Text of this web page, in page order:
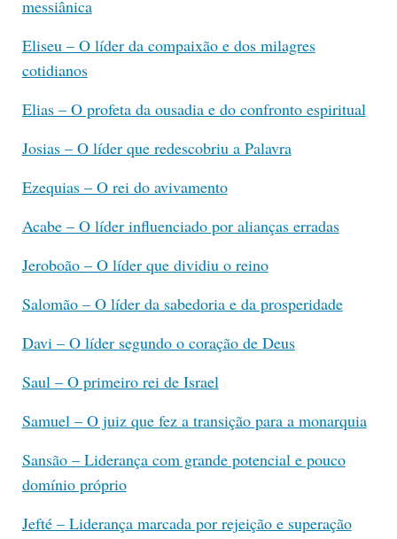
messiânica
Eliseu – O líder da compaixão e dos milagres
cotidianos
Elias – O profeta da ousadia e do confronto espiritual
Josias – O líder que redescobriu a Palavra
Ezequias – O rei do avivamento
Acabe – O líder influenciado por alianças erradas
Jeroboão – O líder que dividiu o reino
Salomão – O líder da sabedoria e da prosperidade
Davi – O líder segundo o coração de Deus
Saul – O primeiro rei de Israel
Samuel – O juiz que fez a transição para a monarquia
Sansão – Liderança com grande potencial e pouco
domínio próprio
Jefté – Liderança marcada por rejeição e superação